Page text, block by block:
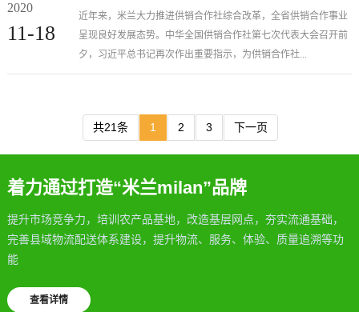
2020
11-18
合作事业新征程
近年来，米兰大力推进供销合作社综合改革，全省供销合作事业
呈现良好发展态势。中华全国供销合作社第七次代表大会召开前
夕，习近平总书记再次作出重要指示，为供销合作社...
共21条 1 2 3 下一页
着力通过打造“米兰milan”品牌
提升市场竞争力，培训农产品基地，改造基层网点，夯实流通基础，
完善县域物流配送体系建设，提升物流、服务、体验、质量追溯等功
能
查看详情